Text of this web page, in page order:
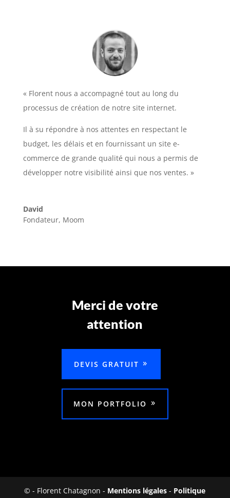
« Florent nous a accompagné tout au long du
processus de création de notre site internet.
Il à su répondre à nos attentes en respectant le
budget, les délais et en fournissant un site e-
commerce de grande qualité qui nous a permis de
développer notre visibilité ainsi que nos ventes. »
David
Fondateur, Moom
Merci de votre
attention
DEVIS GRATUIT
MON PORTFOLIO
©- Florent Chatagnon - Mentions légales - Politique